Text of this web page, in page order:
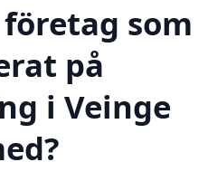
som
på
i Veinge